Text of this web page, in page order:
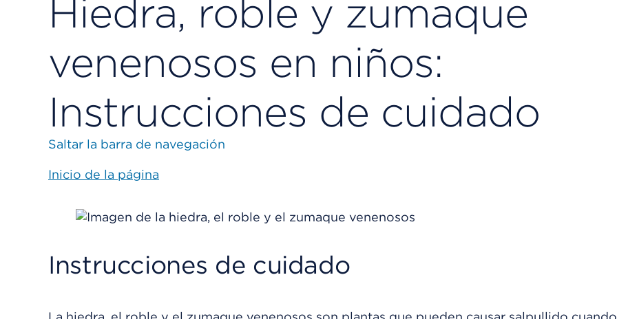
Hiedra, roble y zumaque
venenosos en niños:
Instrucciones de cuidado
Saltar la barra de navegación
Inicio de la página
Instrucciones de cuidado